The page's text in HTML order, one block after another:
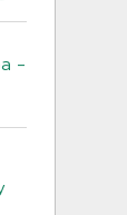
–